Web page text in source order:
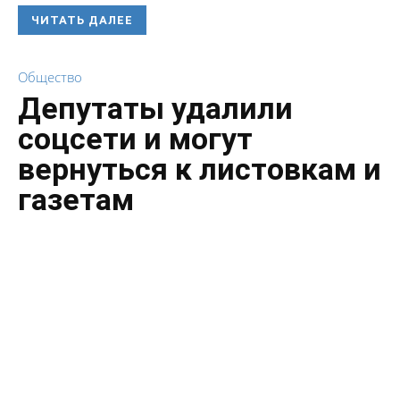
ЧИТАТЬ ДАЛЕЕ
Общество
Депутаты удалили
соцсети и могут
вернуться к листовкам и
газетам